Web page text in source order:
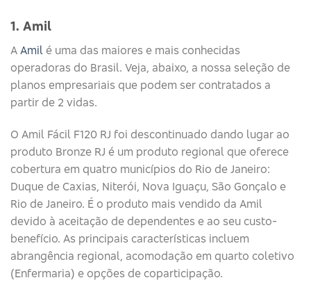
1. Amil
A Amil é uma das maiores e mais conhecidas
operadoras do Brasil. Veja, abaixo, a nossa seleção de
planos empresariais que podem ser contratados a
partir de 2 vidas.
O Amil Fácil F120 RJ foi descontinuado dando lugar ao
produto Bronze RJ é um produto regional que oferece
cobertura em quatro municípios do Rio de Janeiro:
Duque de Caxias, Niterói, Nova Iguaçu, São Gonçalo e
Rio de Janeiro. É o produto mais vendido da Amil
devido à aceitação de dependentes e ao seu custo-
benefício. As principais características incluem
abrangência regional, acomodação em quarto coletivo
(Enfermaria) e opções de coparticipação.